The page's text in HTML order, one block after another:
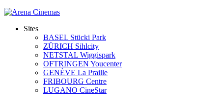
Sites
BASEL Stücki Park
ZÜRICH Sihlcity
NETSTAL Wiggispark
OFTRINGEN Youcenter
GENÈVE La Praille
FRIBOURG Centre
LUGANO CineStar